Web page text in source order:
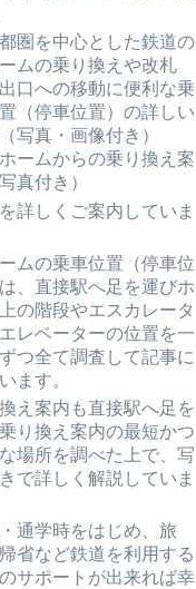
都圏を中心とした鉄道の
ムの乗り換えや改札
口への移動に便利な乗
（停車位置）の詳しい
写真・画像付き）
ホームからの乗り換え案
真付き）
詳しくご案内していま
ムの乗車位置（停車位
、直接駅へ足を運びホ
の階段やエスカレータ
レベーターの位置を一
つ全て調査して記事に
ます。
え案内も直接駅へ足を
り換え案内の最短かつ
場所を調べた上で、写
で詳しく解説していま
通学時をはじめ、旅
省など鉄道を利用する
サポートが出来れば幸